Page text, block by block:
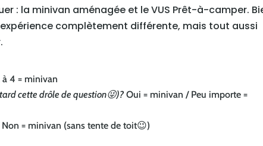
: la minivan aménagée et le VUS Prêt-à-camper.
complètement différente, mais tout aussi
4 = minivan
cette drôle de question😜)? Oui = minivan / Peu importe =
= minivan (sans tente de toit😉)